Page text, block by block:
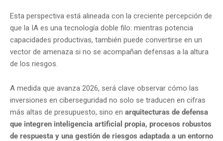
Esta perspectiva está alineada con la creciente percepción de
que la IA es una tecnología doble filo: mientras potencia
capacidades productivas, también puede convertirse en un
vector de amenaza si no se acompañan defensas a la altura
de los riesgos.
A medida que avanza 2026, será clave observar cómo las
inversiones en ciberseguridad no solo se traducen en cifras
más altas de presupuesto, sino en arquitecturas de defensa
que integren inteligencia artificial propia, procesos robustos
de respuesta y una gestión de riesgos adaptada a un entorno